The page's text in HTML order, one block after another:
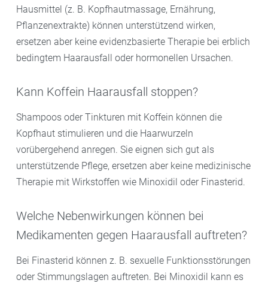
Hausmittel (z. B. Kopfhautmassage, Ernährung,
Pflanzenextrakte) können unterstützend wirken,
ersetzen aber keine evidenzbasierte Therapie bei erblich
bedingtem Haarausfall oder hormonellen Ursachen.
Kann Koffein Haarausfall stoppen?
Shampoos oder Tinkturen mit Koffein können die
Kopfhaut stimulieren und die Haarwurzeln
vorübergehend anregen. Sie eignen sich gut als
unterstützende Pflege, ersetzen aber keine medizinische
Therapie mit Wirkstoffen wie Minoxidil oder Finasterid.
Welche Nebenwirkungen können bei
Medikamenten gegen Haarausfall auftreten?
Bei Finasterid können z. B. sexuelle Funktionsstörungen
oder Stimmungslagen auftreten. Bei Minoxidil kann es